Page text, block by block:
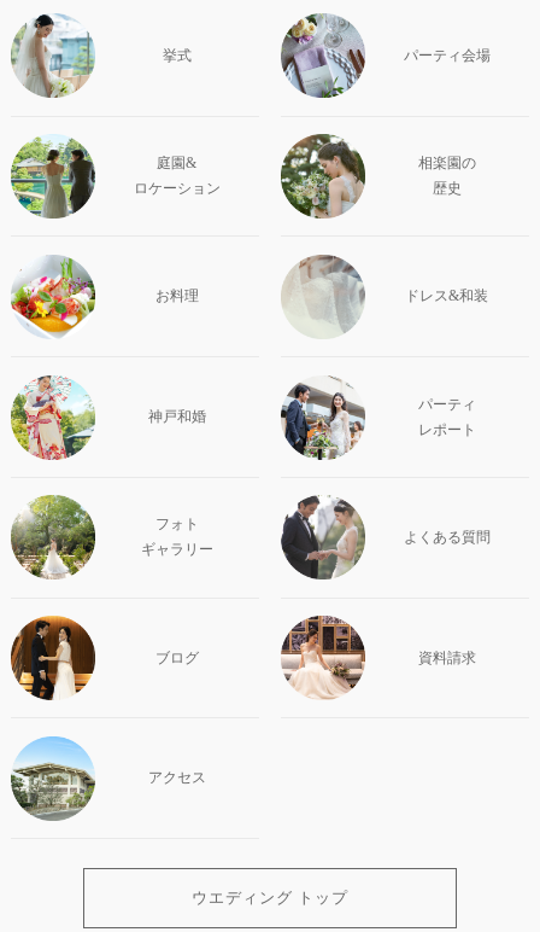
挙式 パーティ会場
庭園&
ロケーション
相楽園の
歴史
お料理 ドレス&和装
神戸和婚
パーティ
レポート
フォト
ギャラリー
よくある質問
ブログ 資料請求
アクセス
ウエディング トップ